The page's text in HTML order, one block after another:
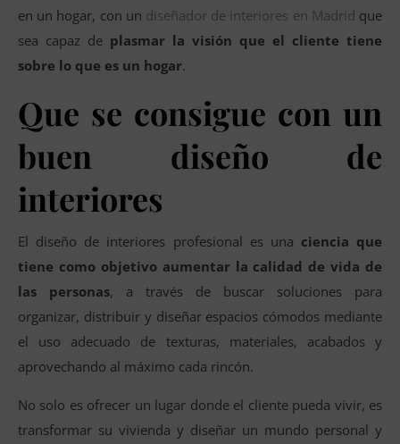
en un hogar, con un diseñador de interiores en Madrid que
sea capaz de plasmar la visión que el cliente tiene
sobre lo que es un hogar.
Que se consigue con un
buen diseño de
interiores
El diseño de interiores profesional es una ciencia que
tiene como objetivo aumentar la calidad de vida de
las personas, a través de buscar soluciones para
organizar, distribuir y diseñar espacios cómodos mediante
el uso adecuado de texturas, materiales, acabados y
aprovechando al máximo cada rincón.
No solo es ofrecer un lugar donde el cliente pueda vivir, es
transformar su vivienda y diseñar un mundo personal y